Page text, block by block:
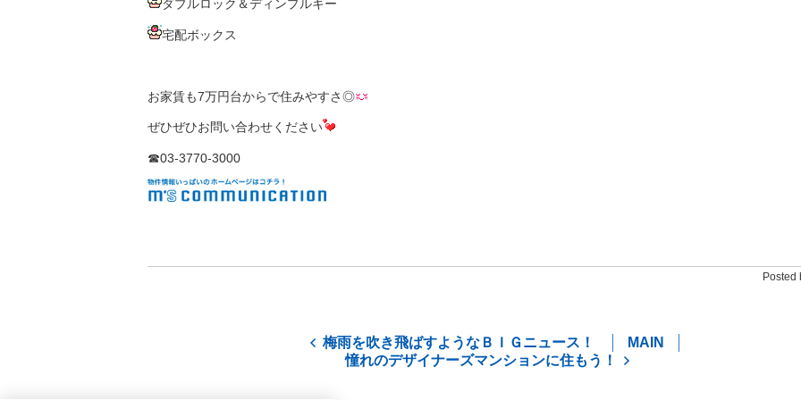
ダブルロック＆ディンプルキー
宅配ボックス
お家賃も7万円台からで住みやすさ◎
ぜひぜひお問い合わせください
☎03-3770-3000
Posted
梅雨を吹き飛ばすようなＢＩＧニュース！
MAIN
憧れのデザイナーズマンションに住もう！